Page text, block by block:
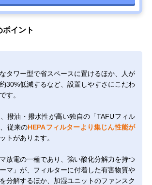
ポイント
タワー型で省スペースに置けるほか、人が
30%低減するなど、設置しやすさにこだわ
す。
撥油・撥水性が高い独自の「TAFUフィル
従来のHEPAフィルターより集じん性能が
トがあります。
放電の一種であり、強い酸化分解力を持つ
ーマ」が、フィルターに付着した有害物質や
分解するほか、加湿ユニットのファンスク